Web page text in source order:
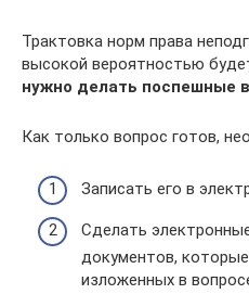
Трактовка норм права
высокой вероятностью
нужно делать поспешные
Как только вопрос готов,
Записать его в
Сделать
документов,
изложенных в